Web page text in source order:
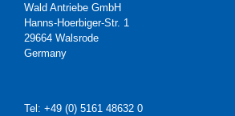
Wald Antriebe GmbH
Hanns-Hoerbiger-Str. 1
29664 Walsrode
Germany
Tel: +49 (0) 5161 48632 0